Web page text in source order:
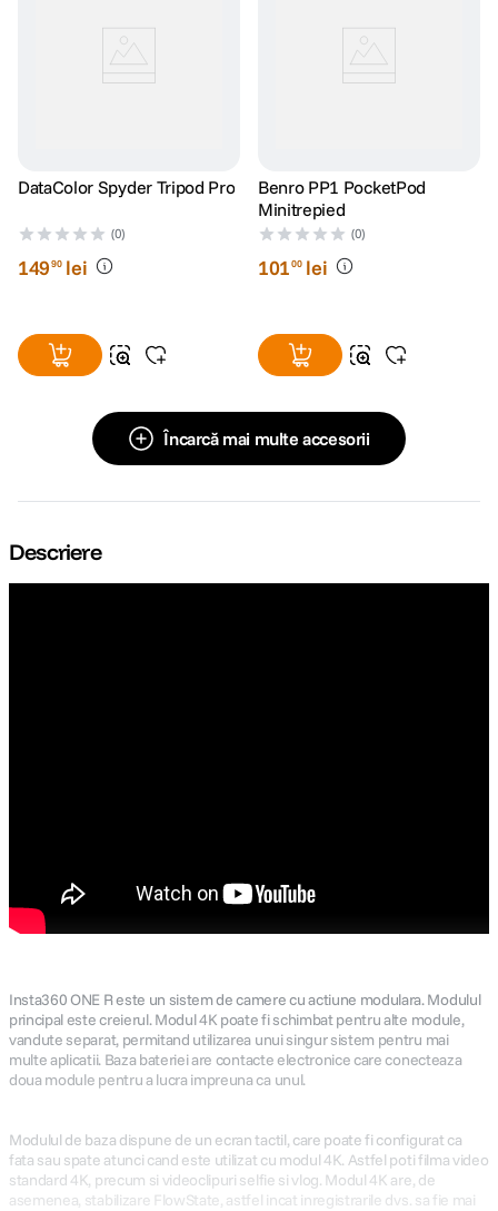
DataColor Spyder Tripod Pro
(0)
14990 lei
Benro PP1 PocketPod
Minitrepied
(0)
10100 lei
Încarcă mai multe accesorii
Descriere
Insta360 ONE R este un sistem de camere cu actiune modulara. Modulul
principal este creierul. Modul 4K poate fi schimbat pentru alte module,
vandute separat, permitand utilizarea unui singur sistem pentru mai
multe aplicatii. Baza bateriei are contacte electronice care conecteaza
doua module pentru a lucra impreuna ca unul.
Modulul de baza dispune de un ecran tactil, care poate fi configurat ca
fata sau spate atunci cand este utilizat cu modul 4K. Astfel poti filma video
standard 4K, precum si videoclipuri selfie si vlog. Modul 4K are, de
asemenea, stabilizare FlowState, astfel incat inregistrarile dvs. sa fie mai